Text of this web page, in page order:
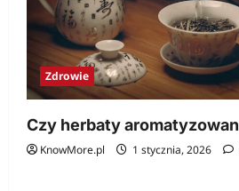
Zdrowie
Czy herbaty
KnowMore.pl 1 stycznia, 2026